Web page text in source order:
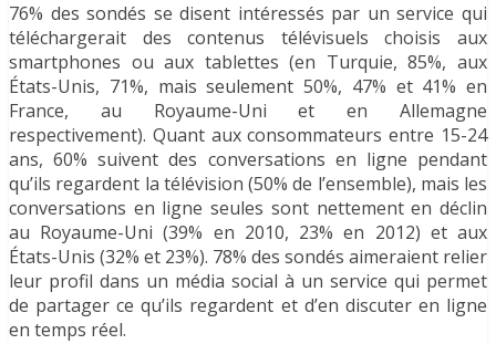
76% des sondés se disent intéressés par un service qui
téléchargerait des contenus télévisuels choisis aux
smartphones ou aux tablettes (en Turquie, 85%, aux
États-Unis, 71%, mais seulement 50%, 47% et 41% en
France, au Royaume-Uni et en Allemagne
respectivement). Quant aux consommateurs entre 15-24
ans, 60% suivent des conversations en ligne pendant
qu’ils regardent la télévision (50% de l’ensemble), mais les
conversations en ligne seules sont nettement en déclin
au Royaume-Uni (39% en 2010, 23% en 2012) et aux
États-Unis (32% et 23%). 78% des sondés aimeraient relier
leur profil dans un média social à un service qui permet
de partager ce qu’ils regardent et d’en discuter en ligne
en temps réel.